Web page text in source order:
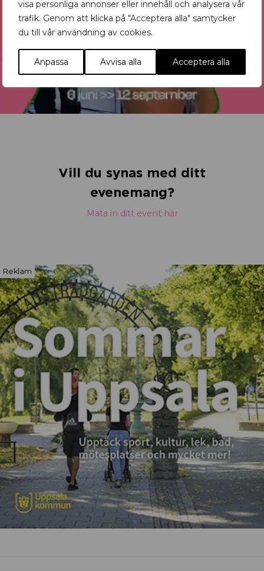
visa personliga annonser eller innehåll och analysera vår
trafik. Genom att klicka på "Acceptera alla" samtycker
du till vår användning av cookies.
Anpassa Avvisa alla Acceptera alla
Vill du synas med ditt
evenemang?
Mata in ditt event här
Reklam